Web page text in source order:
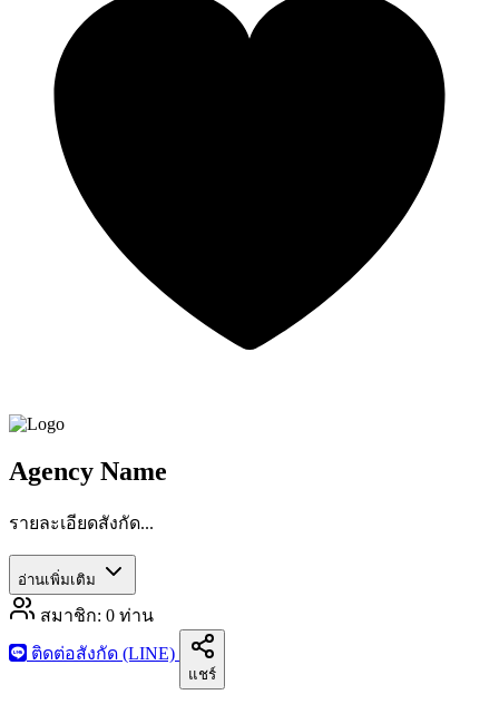
Agency Name
รายละเอียดสังกัด...
อ่านเพิ่มเติม
สมาชิก: 0 ท่าน
ติดต่อสังกัด (LINE)
แชร์